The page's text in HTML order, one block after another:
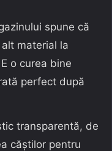
spune că
material la
o curea bine
perfect după
transparentă, de
căștilor pentru